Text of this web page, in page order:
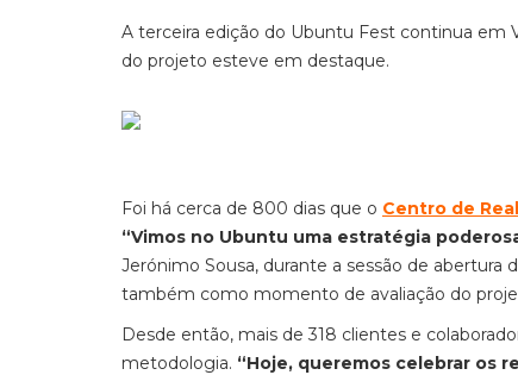
A terceira edição do Ubuntu Fest continua em
do projeto esteve em destaque.
Foi há cerca de 800 dias que o Centro de
“Vimos no Ubuntu uma estratégia
Jerónimo Sousa, durante a sessão de abertura
também como momento de avaliação do
Desde então, mais de 318 clientes e
metodologia. “Hoje, queremos celebrar os